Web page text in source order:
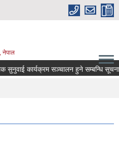
नेपाल
सुनुवाई कार्यक्रम सञ्चालन हुने सम्बन्धि सूचना